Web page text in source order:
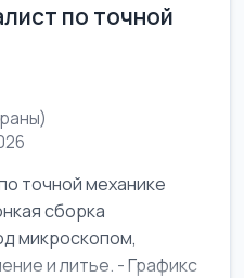
по точной
точной механике
сборка
микроскопом,
и литье. - Графикс